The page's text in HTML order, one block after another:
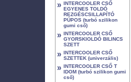
» INTERCOOLER CSŐ
EGYENES TOLDÓ
REZGÉSCSILLAPÍTÓ
PÚPOS (turbó szilikon
gumi cső)
» INTERCOOLER CSŐ
GYORSKIOLDÓ BILINCS
SZETT
» INTERCOOLER CSŐ
SZETTEK (univerzális)
» INTERCOOLER CSŐ T
IDOM (turbó szilikon gumi
cső)